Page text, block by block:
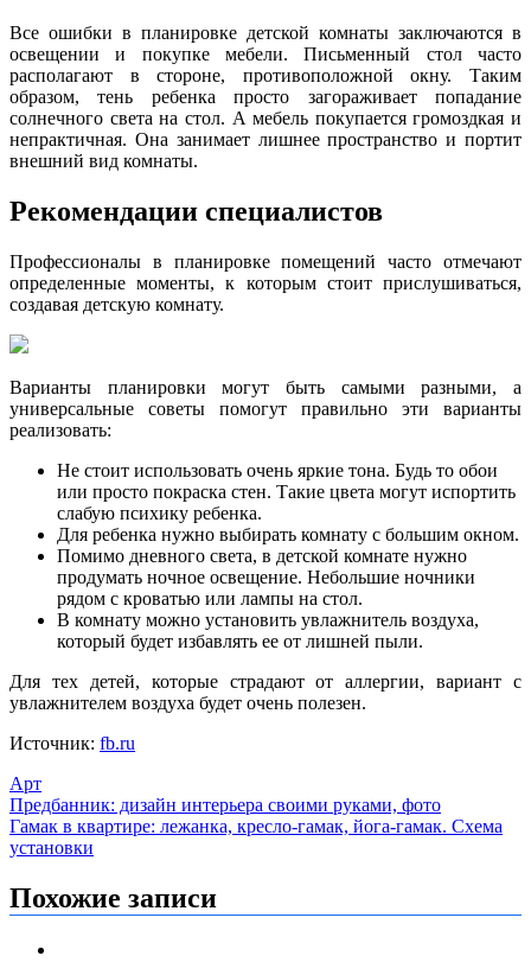
Все ошибки в планировке детской комнаты заключаются в
освещении и покупке мебели. Письменный стол часто
располагают в стороне, противоположной окну. Таким
образом, тень ребенка просто загораживает попадание
солнечного света на стол. А мебель покупается громоздкая и
непрактичная. Она занимает лишнее пространство и портит
внешний вид комнаты.
Рекомендации специалистов
Профессионалы в планировке помещений часто отмечают
определенные моменты, к которым стоит прислушиваться,
создавая детскую комнату.
Варианты планировки могут быть самыми разными, а
универсальные советы помогут правильно эти варианты
реализовать:
Не стоит использовать очень яркие тона. Будь то обои
или просто покраска стен. Такие цвета могут испортить
слабую психику ребенка.
Для ребенка нужно выбирать комнату с большим окном.
Помимо дневного света, в детской комнате нужно
продумать ночное освещение. Небольшие ночники
рядом с кроватью или лампы на стол.
В комнату можно установить увлажнитель воздуха,
который будет избавлять ее от лишней пыли.
Для тех детей, которые страдают от аллергии, вариант с
увлажнителем воздуха будет очень полезен.
Источник: fb.ru
Арт
Навигация
по
Предбанник: дизайн интерьера своими руками, фото
Гамак в квартире: лежанка, кресло-гамак, йога-гамак. Схема
установки
Похожие записи